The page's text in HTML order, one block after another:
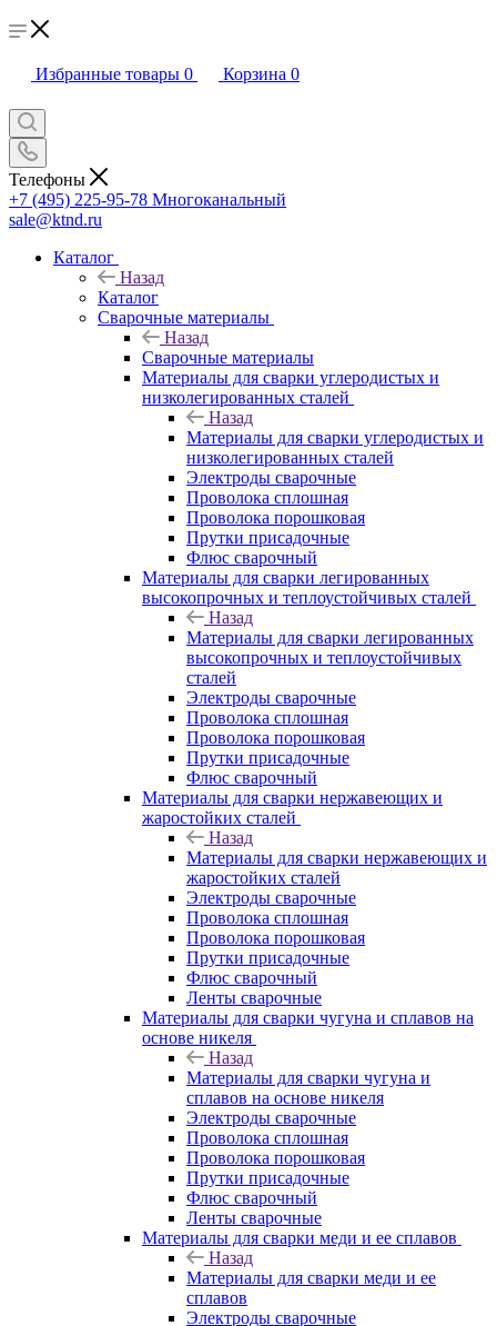
Избранные товары 0 Корзина 0
Телефоны
+7 (495) 225-95-78 Многоканальный
sale@ktnd.ru
Каталог
Назад
Каталог
Сварочные материалы
Назад
Сварочные материалы
Материалы для сварки углеродистых и
низколегированных сталей
Назад
Материалы для сварки углеродистых и
низколегированных сталей
Электроды сварочные
Проволока сплошная
Проволока порошковая
Прутки присадочные
Флюс сварочный
Материалы для сварки легированных
высокопрочных и теплоустойчивых сталей
Назад
Материалы для сварки легированных
высокопрочных и теплоустойчивых
сталей
Электроды сварочные
Проволока сплошная
Проволока порошковая
Прутки присадочные
Флюс сварочный
Материалы для сварки нержавеющих и
жаростойких сталей
Назад
Материалы для сварки нержавеющих и
жаростойких сталей
Электроды сварочные
Проволока сплошная
Проволока порошковая
Прутки присадочные
Флюс сварочный
Ленты сварочные
Материалы для сварки чугуна и сплавов на
основе никеля
Назад
Материалы для сварки чугуна и
сплавов на основе никеля
Электроды сварочные
Проволока сплошная
Проволока порошковая
Прутки присадочные
Флюс сварочный
Ленты сварочные
Материалы для сварки меди и ее сплавов
Назад
Материалы для сварки меди и ее
сплавов
Электроды сварочные